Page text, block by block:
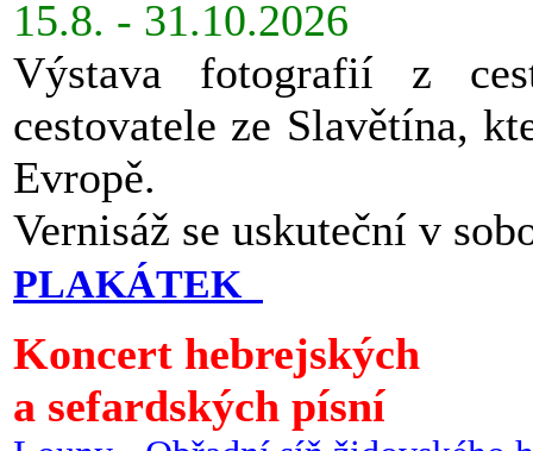
15.8. - 31.10.2026
Výstava fotografií z
cestovatele ze Slavětína,
Evropě.
Vernisáž se uskuteční v
PLAKÁTEK
Koncert hebrejských
a sefardských písní